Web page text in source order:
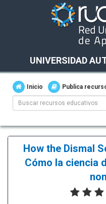
UNIVERSIDAD
Inicio Publica
How the Dismal
Cómo la ciencia